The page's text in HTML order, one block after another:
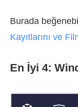
Burada
Kayıtlarını ve
En İyi 4: